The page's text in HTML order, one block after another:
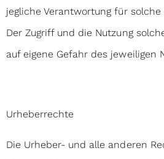
jegliche Verantwortung für
Der Zugriff und die Nutzung
auf eigene Gefahr des jeweiligen
Urheberrechte
Die Urheber- und alle anderen